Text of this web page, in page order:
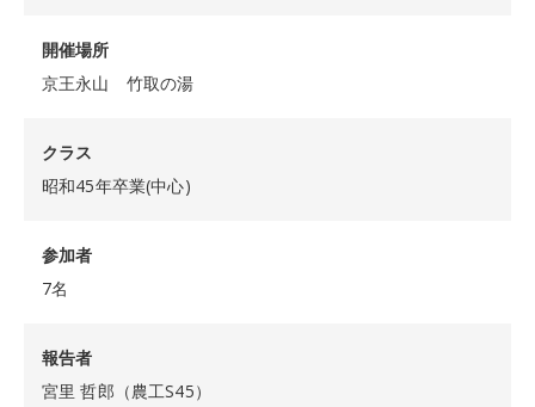
開催場所
京王永山 竹取の湯
クラス
昭和45年卒業(中心)
参加者
7名
報告者
宮里 哲郎（農工S45）